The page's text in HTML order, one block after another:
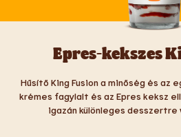
Epres-kekszes
Hűsítő King Fusion a minőség és az
krémes fagylalt és az Epres keksz
igazán különleges desszertre